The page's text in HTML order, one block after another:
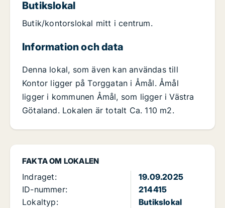
FAKTA OM LOKALEN
Indraget:
19.09.2025
ID-nummer:
214415
Lokaltyp:
Butikslokal
Butikslokal
Butik/kontorslokal mitt i centrum.
Information och data
Denna lokal, som även kan användas till
Kontor ligger på Torggatan i Åmål. Åmål
ligger i kommunen Åmål, som ligger i Västra
Götaland. Lokalen är totalt Ca. 110 m2.